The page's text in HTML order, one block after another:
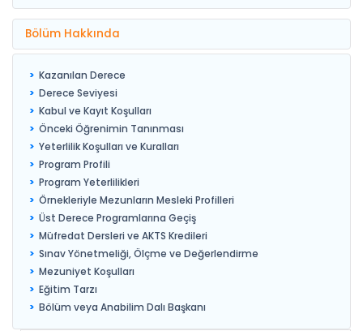
Bölüm Hakkında
Kazanılan Derece
Derece Seviyesi
Kabul ve Kayıt Koşulları
Önceki Öğrenimin Tanınması
Yeterlilik Koşulları ve Kuralları
Program Profili
Program Yeterlilikleri
Örnekleriyle Mezunların Mesleki Profilleri
Üst Derece Programlarına Geçiş
Müfredat Dersleri ve AKTS Kredileri
Sınav Yönetmeliği, Ölçme ve Değerlendirme
Mezuniyet Koşulları
Eğitim Tarzı
Bölüm veya Anabilim Dalı Başkanı